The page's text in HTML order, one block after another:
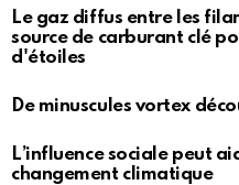
Le gaz diffus entre les
source de carburant clé
d'étoiles
De minuscules vortex
L’influence sociale peut
changement climatique